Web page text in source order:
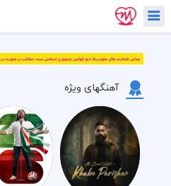
آهنگهای ویژه